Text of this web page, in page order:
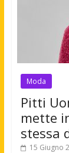
Moda
Pitti
mette
stessa
15 Giugno